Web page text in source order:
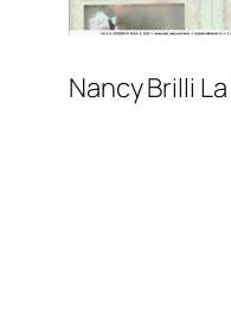
Nancy Brilli